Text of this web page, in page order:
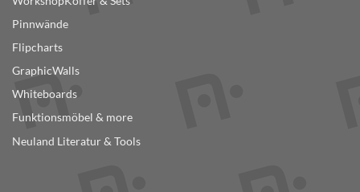
Pinnwände
Flipcharts
GraphicWalls
Whiteboards
Funktionsmöbel & more
Neuland Literatur & Tools